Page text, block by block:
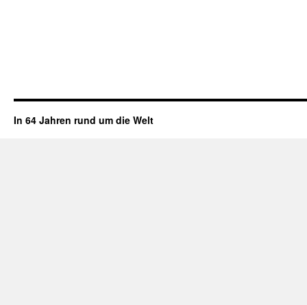
In 64 Jahren rund um die Welt